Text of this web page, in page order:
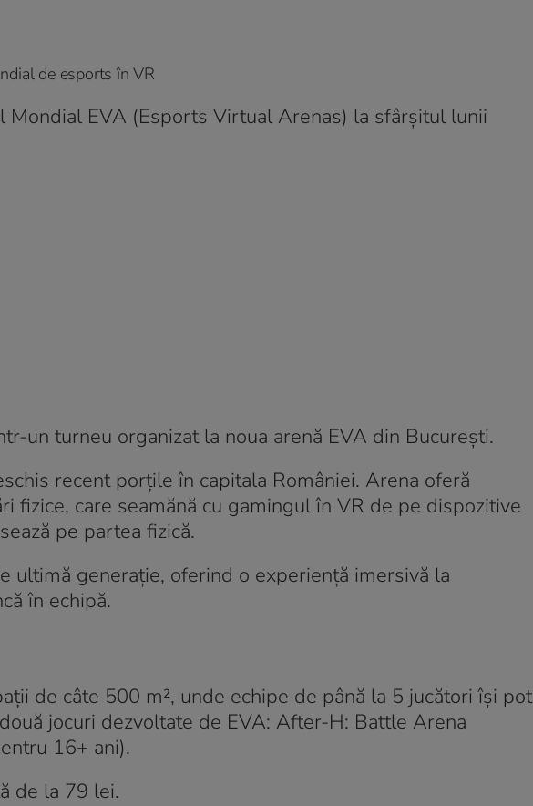
de esports în VR
Mondial EVA (Esports Virtual Arenas) la sfârșitul lunii
un turneu organizat la noua arenă EVA din București.
recent porțile în capitala României. Arena oferă
fizice, care seamănă cu gamingul în VR de pe dispozitive
pe partea fizică.
ultimă generație, oferind o experiență imersivă la
în echipă.
de câte 500 m², unde echipe de până la 5 jucători își pot
jocuri dezvoltate de EVA: After-H: Battle Arena
16+ ani).
de la 79 lei.